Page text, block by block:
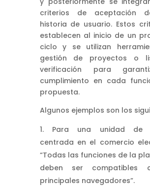
criterios de aceptación
historia de usuario. Estos
establecen al inicio de un
ciclo y se utilizan
gestión de proyectos o
verificación para
cumplimiento en cada
propuesta.
Algunos ejemplos son los
Para una unidad de
centrada en el comercio
“Todas las funciones de la
deben ser compatibles
principales navegadores”.